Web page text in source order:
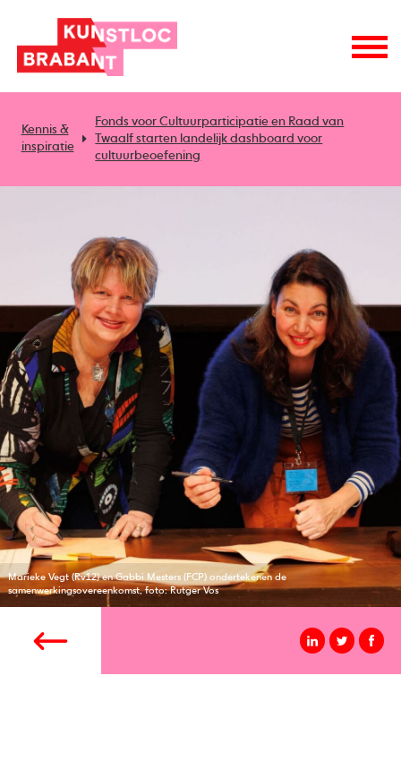
Kennis &
inspiratie
Fonds voor Cultuurparticipatie en Raad van
Twaalf starten landelijk dashboard voor
cultuurbeoefening
Marieke Vegt (Rv12) en Gabbi Mesters (FCP) ondertekenen de
samenwerkingsovereenkomst, foto: Rutger Vos